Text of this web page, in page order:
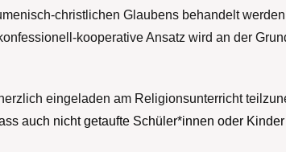
christlichen Glaubens behandelt
kooperative Ansatz wird an der
eingeladen am Religionsunterricht
auch nicht getaufte Schüler*innen oder